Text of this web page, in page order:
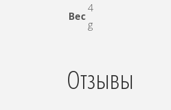
Вес
4
g
Отзывы